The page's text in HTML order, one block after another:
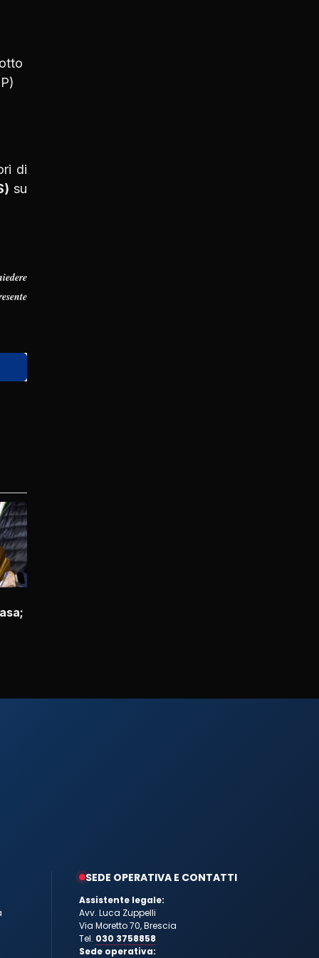
di
su
SEDE OPERATIVA E CONTATTI
Assistente legale:
Avv. Luca Zuppelli
Via Moretto 70, Brescia
Tel. 030 3758858
Sede operativa: